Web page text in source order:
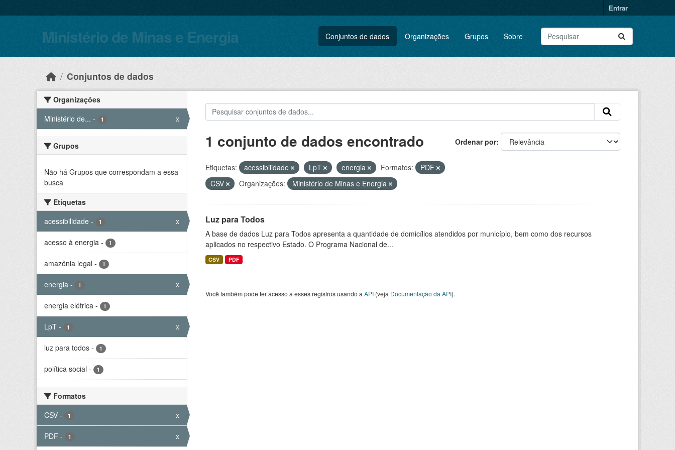
Entrar
Ministério de Minas e Energia Conjuntos de dados Organizações Grupos Sobre
Conjuntos de dados
Organizações
Ministério de... - 1 x
Grupos
Não há Grupos que correspondam a essa
busca
Etiquetas
acessibilidade - 1 x
acesso à energia - 1
amazônia legal - 1
energia - 1 x
energia elétrica - 1
LpT - 1 x
luz para todos - 1
política social - 1
Formatos
CSV - 1 x
PDF - 1 x
Ordenar por
1 conjunto de dados encontrado
Etiquetas: acessibilidade LpT energia Formatos:
PDF
CSV
Organizações: Ministério de Minas e Energia
Luz para Todos
A base de dados Luz para Todos apresenta a quantidade de domicílios atendidos por município, bem como dos recursos
aplicados no respectivo Estado. O Programa Nacional de...
CSV PDF
Você também pode ter acesso a esses registros usando a API(veja Documentação da API).